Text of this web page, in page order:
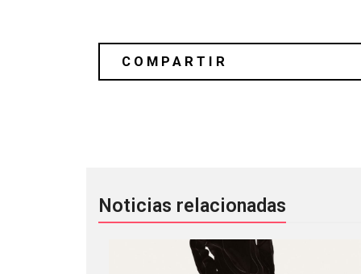
Noticias relacionadas